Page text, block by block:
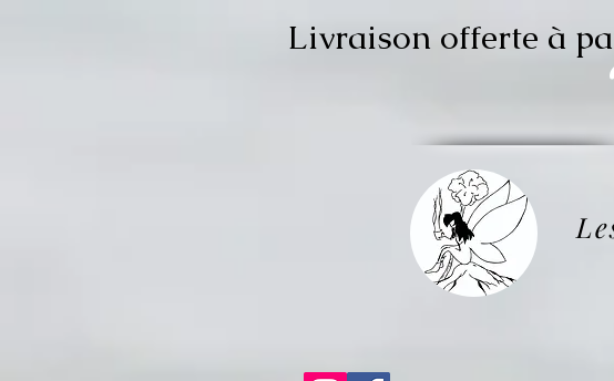
Livraison offerte à